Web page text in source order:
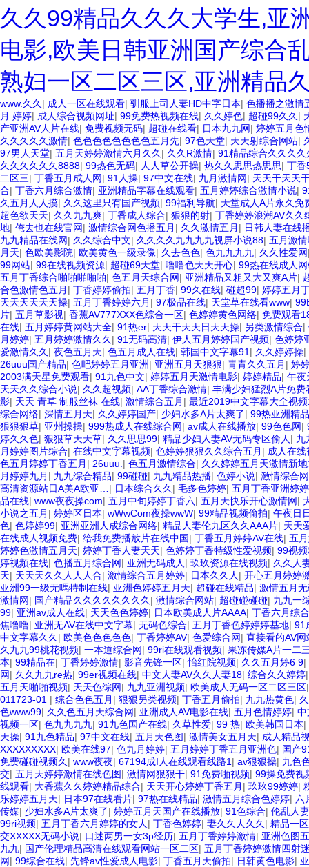
久久99精品久久久大学生,亚
电影,欧美日韩亚洲国产综合
熟妇一区二区三区,亚洲精品
www.久久 | 成人一区在线观看| 驯服上司人妻HD中字日本| 色播播之激情
月 婷婷| 成人综合视频网址| 99免费热视频在线| 久久婷色| 超碰99久久 |
产亚洲AV人片在线| 免费视频无码| 超碰在线看| 日本九九网| 婷婷五月色
久久久久久激情| 色色色色色色色色五月先| 97色天堂| 天天射综合网站|
97男人天堂| 五月天婷婷激情六月久久 | 久久R激情| 91精品综合久久久久
久久久久久久8888| 99热色无码| 人人草公开操| 热久久思思热思思| 丁香
二区三| 丁香五月成人网| 91人操| 97中文在线| 九月激情网| 天天干天天
合| 丁香六月综合激情| 亚洲精品字幕在线观看| 五月婷婷综合激情小说|
久五月人人摸| 久久这里只有国产视频| 99福利导航| 天堂成人A片永久免
超色欲天天| 久久九九爽| 丁香成人综合| 狠狠的射| 丁香婷婷浪潮AV久久
地| 俺去也在线官网| 激情综合网色播五月 | 久久激情五月 | 日韩人妻在线
九九精品在线网| 久久综合中文| 久久久久九九九九视屏小说88| 五月激
月天| 色欧美影院| 欧美黄色一级录像| 久去色色| 色九九九九| 久久性爱网
99网站| 99在线视频资源| 超碰69天堂| 噜噜色天天开心| 99热在线成人
五月丁香综合啪啪啪啪啪| 色五月天综合网| 亚洲精品又粗又大又爽A片|
合色激情色五月 | 丁香婷婷偷拍| 五月丁香| 99久在线| 碰超99| 婷婷五月
天天天天天天操| 五月丁香婷婷六月 | 97极品在线| 天堂草在线看www|
片| 五月草影视| 香蕉AV777XXX色综合一区| 色婷婷黄色网络| 免费观看
在线| 五月婷婷黄网站大全| 91热er| 天天干天天日天天操| 另类激情综合|
月婷婷| 五月婷婷激情久久 | 91无码高清| 伊人五月婷婷国产视频| 色婷婷
爱激情久久 | 夜色五月天| 色五月成人在线| 韩国中文字幕91 | 久久婷婷操|
26uuu国产精品| 色吧婷婷五月亚洲| 亚洲五月天狠狠| 青青久久五月 | 婷
2003满天星免费观看| 91九色中文| 婷婷五月天激情电影| 婷婷精品| 午夜
天天久久综合小说| 久久超视频| AA丁香综合激情| 丰满少妇猛烈A片免费
影| 天天 青草 制服丝袜 在线| 激情综合五月 | 最近2019中文字幕大全视
综合网络| 深情五月天| 久久婷婷国产| 少妇水多A片太爽了| 99热亚洲精品
狠狠狠草| 亚州操操| 999热成人在线综合网| av成人在线播放| 99色色网|
婷久久色| 狠狠草天天草| 久久思思99| 精品少妇人妻AV无码专区偷人 | 九
月婷婷图片综合| 在线中文字幕视频| 色婷婷狠狠久久综合五月 | 成人在线
色五月婷婷丁香五月 | 26uuu. | 色五月激情综合| 久久婷婷五月天激情新
月婷婷九月 | 九九综合精品| 99碰碰| 九九精品热播| 色婷小说| 激情综合
高清资源站日A美A欧亚… | 日本综合久久 | 毛多色婷婷| 五月丁香亚洲婷婷
品在线| www夜夜操com| 五月中旬婷婷丁香六| 五月天快乐开心激情网|
小说之五月 | 婷婷区日本| wWwCom夜操wwW| 99精品视频偷拍| 午夜日
色| 色婷婷99| 亚洲亚洲人成综合网络| 精品人妻伦九区久久AAA片| 天天
在线成人视频免费| 给我免费播放片在线中国| 丁香五月婷婷AV在线| 五
婷婷色激情五月天| 婷婷丁香人妻天天| 色婷婷丁香特级性爱视频| 99视
婷视频在线| 色播五月综合网| 亚洲无码成人 | 玖玖资源在线视频| 久久人
天| 天天天久久人人人合| 激情综合五月婷婷| 日本久久人 | 开心五月婷婷
亚洲99一级无嗎特制在线| 亚洲色婷婷五月天| 超碰在线精品| 激情五月
激情网| 国产精品久久久久久久久久 | 激情综合网站| 超碰碰碰碰| 九九一
99| 亚洲av成人在线| 天天色色婷婷| 日本欧美成人片AAAA| 丁香六月综
焦噜噜| 亚洲无AV在线中文字幕| 无码色综合| 五月丁香色婷婷婷基地| 91
中文字幕久久 | 欧美色色色色色| 丁香婷婷AV| 色爱综合网| 直接看的AV网
久九九99桃花视频| 一本道综合网| 99ri在线观看视频| 果冻传媒A片一二
本| 99精品在| 丁香婷婷激情| 影音先锋一区|怡红院视频| 久久五月婷6 9|
网| 久久九九re热| 99er视频在线| 中文人妻AV久久人妻18| 综合久久婷婷
五月天啪啪视频| 天天色综网| 九九亚洲视频| 欧美成人无码一区二区三区
011723-01 | 综合色色五月 | 狠狠另类视频| 丁香五月偷拍| 九九热黄色|
色www99| 久久色五月天综合网| 亚洲成人AV电影在线| 五月色情婷婷| 中
视频一区| 色九九九九| 91九色国产在线| 久草性爱| 99 热| 欧美韩国日本|
天操| 91九色精品| 97中文在线| 五月天色图| 激情美女五月天| 成人精品
XXXXXXXXX| 欧美在线97| 色九月婷婷| 五月婷婷丁香五月亚洲色| 国产
免费碰碰视频久 | www夜夜| 67194成I人在线观看线路1 | av狠狠操| 九色
交| 五月天婷婷激情在线色图| 激情网狠狠干| 91免费啪视频| 99操免费视
线观看| 大香蕉久久婷婷精品综合| 天天开心婷婷丁香五月 | 玖玖99婷婷|
乐婷婷五月天| 日本97在线看片| 97热在线精品| 激情五月综合色婷婷| 六
传媒| 少妇水多A片太爽了| 婷婷五月天国产在线播放| 91色综合| 伦乱人妻
99ri视频| 五月丁香六月婷婷的女人 | 丁香色婷婷| 妻久久人久久 | 精品一
交XXXXX无码小说| 口述两男一女3p经历| 五月丁香婷婷激情| 亚洲色图
九九| 国产伦理精品高清在线观看网站一区二区| 五月丁香婷婷激情四射
网| 99综合在线| 先锋av性爱成人电影| 丁香五月天偷拍| 日韩黄色电影|